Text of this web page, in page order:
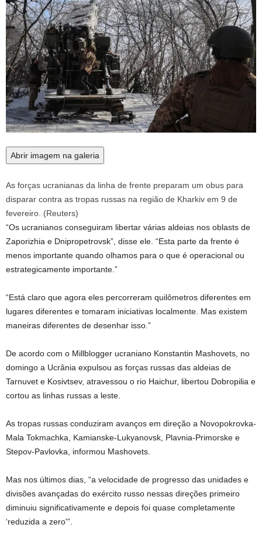
Abrir imagem na galeria
As forças ucranianas da linha de frente preparam um obus para
disparar contra as tropas russas na região de Kharkiv em 9 de
fevereiro. (Reuters)
“Os ucranianos conseguiram libertar várias aldeias nos oblasts de
Zaporizhia e Dnipropetrovsk”, disse ele. “Esta parte da frente é
menos importante quando olhamos para o que é operacional ou
estrategicamente importante.”
“Está claro que agora eles percorreram quilômetros diferentes em
lugares diferentes e tomaram iniciativas localmente. Mas existem
maneiras diferentes de desenhar isso.”
De acordo com o Millblogger ucraniano Konstantin Mashovets, no
domingo a Ucrânia expulsou as forças russas das aldeias de
Tarnuvet e Kosivtsev, atravessou o rio Haichur, libertou Dobropilia e
cortou as linhas russas a leste.
As tropas russas conduziram avanços em direção a Novopokrovka-
Mala Tokmachka, Kamianske-Lukyanovsk, Plavnia-Primorske e
Stepov-Pavlovka, informou Mashovets.
Mas nos últimos dias, “a velocidade de progresso das unidades e
divisões avançadas do exército russo nessas direções primeiro
diminuiu significativamente e depois foi quase completamente
‘reduzida a zero'”.